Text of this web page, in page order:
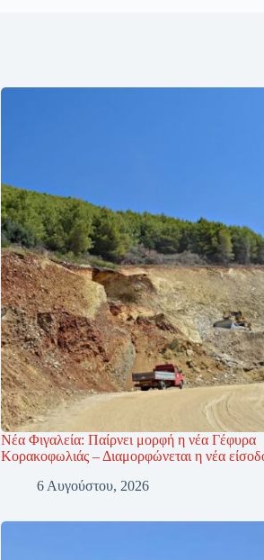
Νέα Φιγαλεία: Παίρνει μορφή η νέα Γέφυρα
Κορακοφωλιάς – Διαμορφώνεται η νέα
6 Αυγούστου, 2026